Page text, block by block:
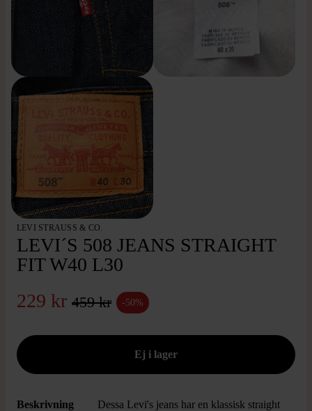
LEVI STRAUSS & CO.
LEVI´S 508 JEANS STRAIGHT
FIT W40 L30
229 kr 459 kr -50%
Beskrivning
Dessa Levi's jeans har en klassisk straight